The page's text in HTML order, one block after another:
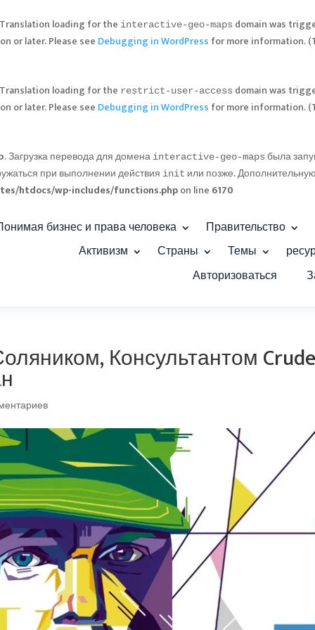
loading for the interactive-geo-maps domain was
or later. Please see Debugging in WordPress for more information.
loading for the restrict-user-access domain was
or later. Please see Debugging in WordPress for more information.
. Загрузка перевода для домена interactive-geo-maps была
при выполнении действия init или позже.
htdocs/wp-includes/functions.phpon line 6170
бизнес и права человека Правительство
Активизм
Страны Темы
Авторизоваться
Консультантом